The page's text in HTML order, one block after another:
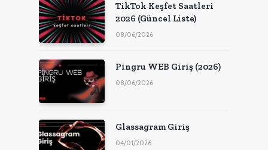
TikTok Keşfet Saatleri
2026 (Güncel Liste)
08/06/2026
Pingru WEB Giriş (2026)
08/06/2026
Glassagram Giriş
04/01/2026